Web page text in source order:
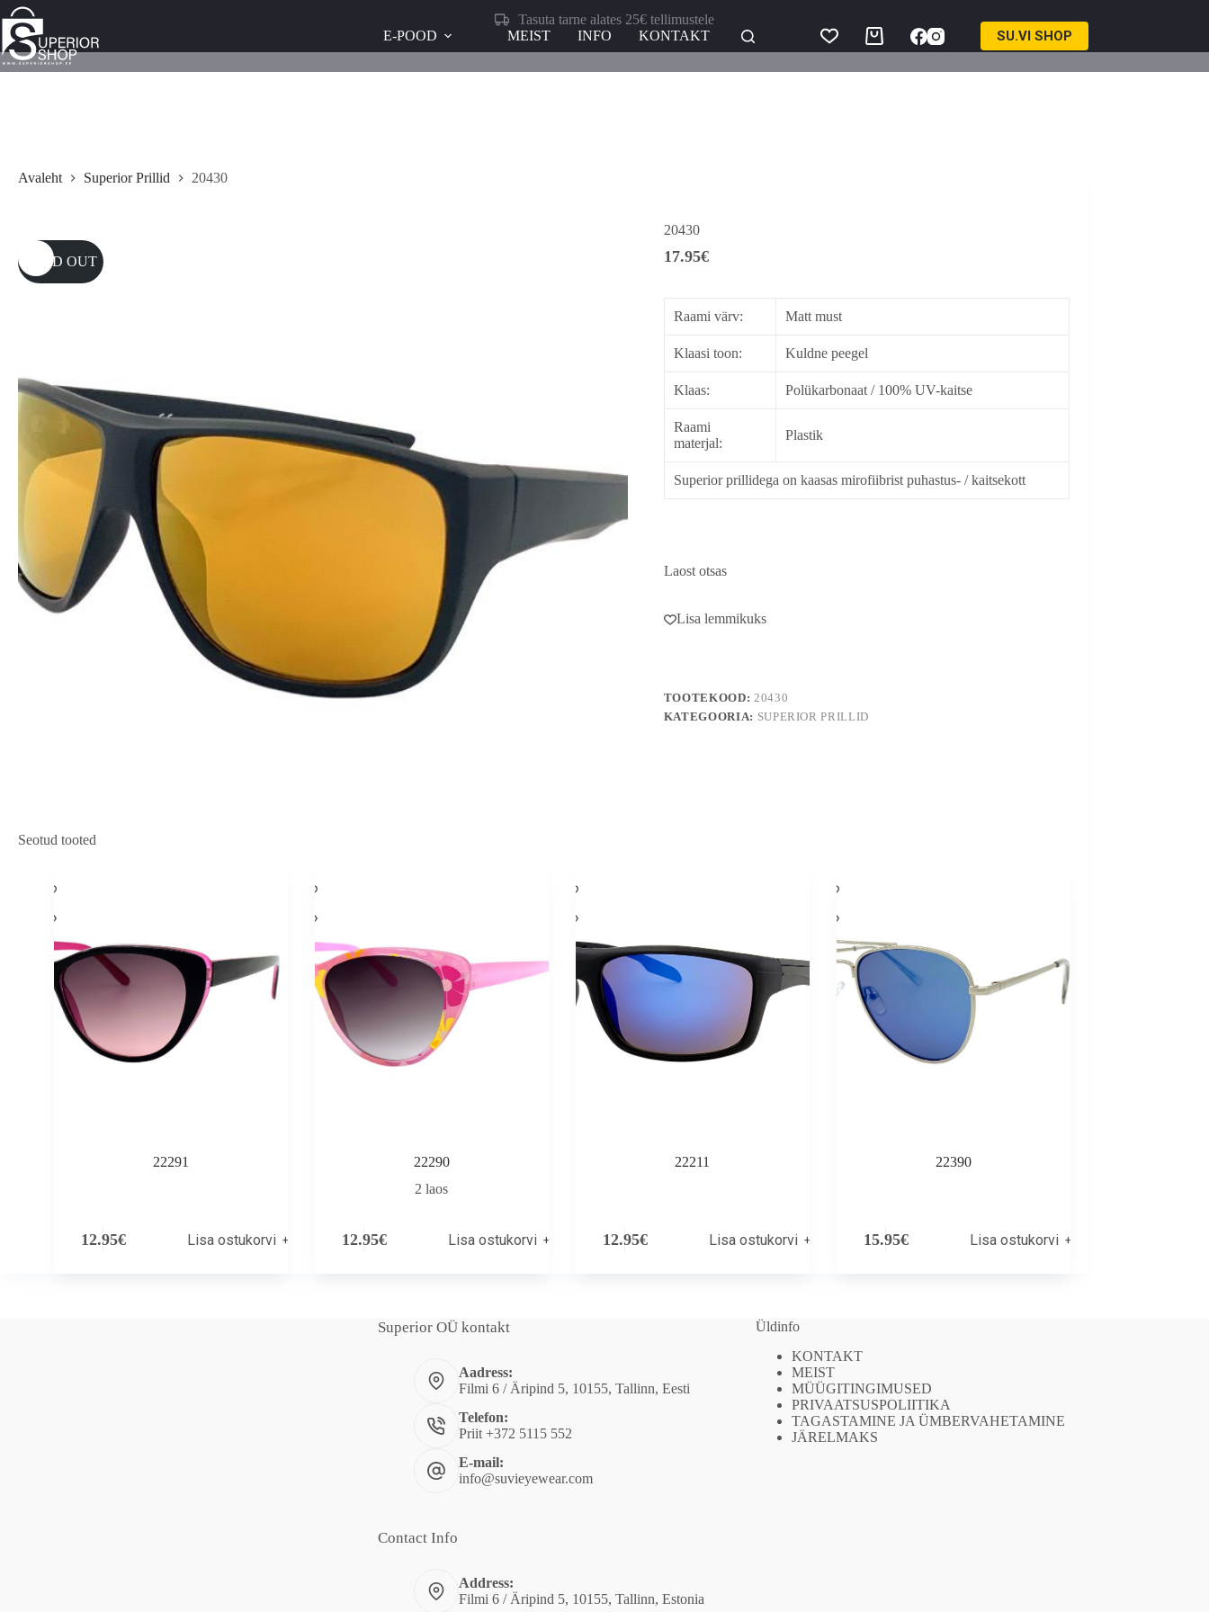
Skip
to
content
Tasuta tarne alates 25€ tellimustele
E-POOD
MEIST INFO KONTAKT Ostukorv SU.VI SHOP
Avaleht Superior Prillid 20430
SOLD OUT
20430
17.95€
Raami värv: Matt must
Klaasi toon: Kuldne peegel
Klaas: Polükarbonaat / 100% UV-kaitse
Raami
materjal:
Plastik
Superior prillidega on kaasas mirofiibrist puhastus- / kaitsekott
Laost otsas
Lisa lemmikuks
TOOTEKOOD: 20430
KATEGOORIA: SUPERIOR PRILLID
Seotud tooted
22291
12.95€ Lisa ostukorvi
22290
2 laos
12.95€ Lisa ostukorvi
22211
12.95€ Lisa ostukorvi
22390
15.95€ Lisa ostukorvi
Superior OÜ kontakt
Aadress:
Filmi 6 / Äripind 5, 10155, Tallinn, Eesti
Telefon:
Priit +372 5115 552
E-mail:
info@suvieyewear.com
Contact Info
Address:
Filmi 6 / Äripind 5, 10155, Tallinn, Estonia
Üldinfo
KONTAKT
MEIST
MÜÜGITINGIMUSED
PRIVAATSUSPOLIITIKA
TAGASTAMINE JA ÜMBERVAHETAMINE
JÄRELMAKS